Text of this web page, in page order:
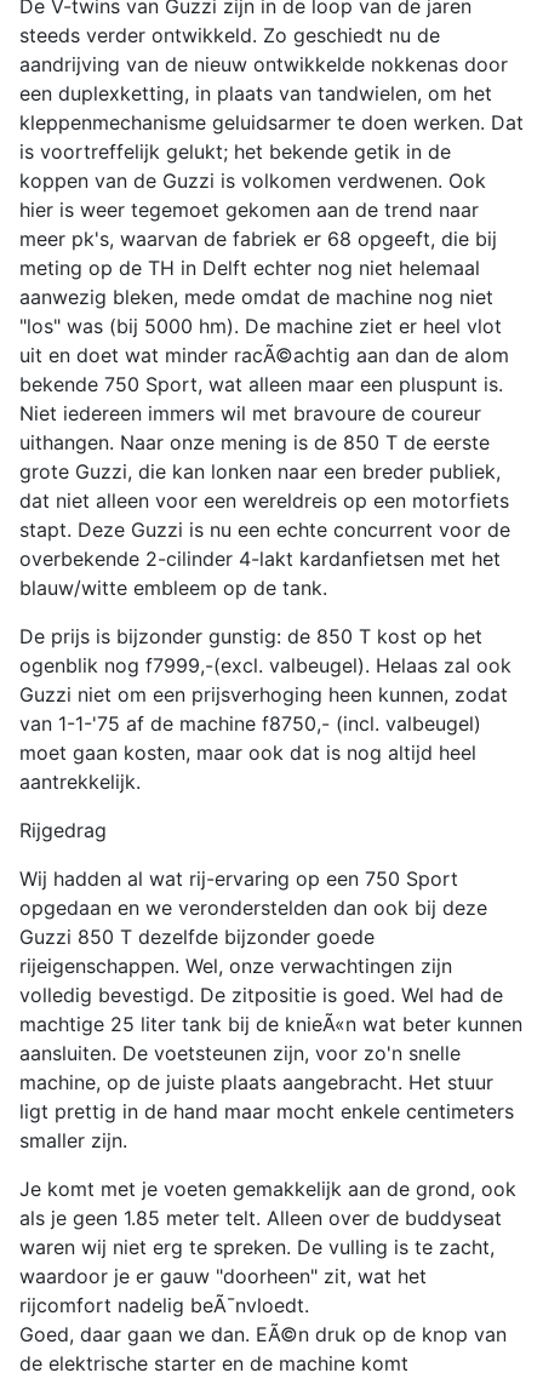
De V-twins van Guzzi zijn in de loop van de jaren
steeds verder ontwikkeld. Zo geschiedt nu de
aandrijving van de nieuw ontwikkelde nokkenas door
een duplexketting, in plaats van tandwielen, om het
kleppenmechanisme geluidsarmer te doen werken. Dat
is voortreffelijk gelukt; het bekende getik in de
koppen van de Guzzi is volkomen verdwenen. Ook
hier is weer tegemoet gekomen aan de trend naar
meer pk's, waarvan de fabriek er 68 opgeeft, die bij
meting op de TH in Delft echter nog niet helemaal
aanwezig bleken, mede omdat de machine nog niet
"los" was (bij 5000 hm). De machine ziet er heel vlot
uit en doet wat minder racÃ©achtig aan dan de alom
bekende 750 Sport, wat alleen maar een pluspunt is.
Niet iedereen immers wil met bravoure de coureur
uithangen. Naar onze mening is de 850 T de eerste
grote Guzzi, die kan lonken naar een breder publiek,
dat niet alleen voor een wereldreis op een motorfiets
stapt. Deze Guzzi is nu een echte concurrent voor de
overbekende 2-cilinder 4-lakt kardanfietsen met het
blauw/witte embleem op de tank.
De prijs is bijzonder gunstig: de 850 T kost op het
ogenblik nog f7999,-(excl. valbeugel). Helaas zal ook
Guzzi niet om een prijsverhoging heen kunnen, zodat
van 1-1-'75 af de machine f8750,- (incl. valbeugel)
moet gaan kosten, maar ook dat is nog altijd heel
aantrekkelijk.
Rijgedrag
Wij hadden al wat rij-ervaring op een 750 Sport
opgedaan en we veronderstelden dan ook bij deze
Guzzi 850 T dezelfde bijzonder goede
rijeigenschappen. Wel, onze verwachtingen zijn
volledig bevestigd. De zitpositie is goed. Wel had de
machtige 25 liter tank bij de knieÃ«n wat beter kunnen
aansluiten. De voetsteunen zijn, voor zo'n snelle
machine, op de juiste plaats aangebracht. Het stuur
ligt prettig in de hand maar mocht enkele centimeters
smaller zijn.
Je komt met je voeten gemakkelijk aan de grond, ook
als je geen 1.85 meter telt. Alleen over de buddyseat
waren wij niet erg te spreken. De vulling is te zacht,
waardoor je er gauw "doorheen" zit, wat het
rijcomfort nadelig beÃ¯nvloedt.
Goed, daar gaan we dan. EÃ©n druk op de knop van
de elektrische starter en de machine komt